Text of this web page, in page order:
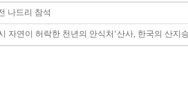
나드리 참석
자연이 허락한 천년의 안식처‘산사, 한국의 산지